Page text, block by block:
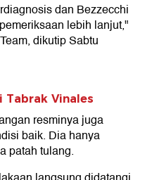
dan Bezzecchi
lebih lanjut,"
dikutip Sabtu
Tabrak Vinales
resminya juga
baik. Dia hanya
patah tulang.